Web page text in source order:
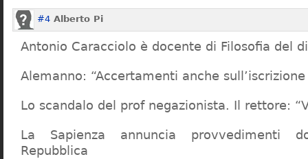
#4 Alberto Pi
Antonio Caracciolo è docente di Filosofia del
Alemanno: “Accertamenti anche
Lo scandalo del prof negazionista. Il rettore:
La Sapienza annuncia provvedimenti
Repubblica